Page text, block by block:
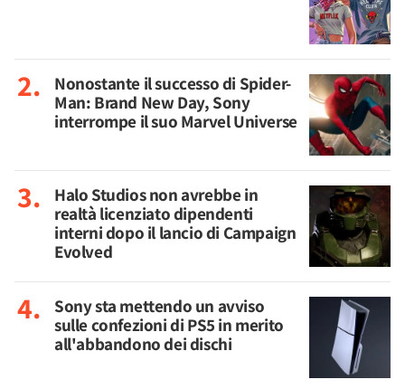
Nonostante il successo di Spider-
Man: Brand New Day, Sony
interrompe il suo Marvel Universe
Halo Studios non avrebbe in
realtà licenziato dipendenti
interni dopo il lancio di Campaign
Evolved
Sony sta mettendo un avviso
sulle confezioni di PS5 in merito
all'abbandono dei dischi